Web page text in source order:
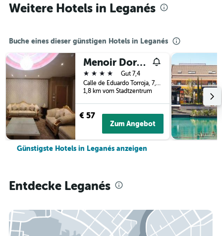
Weitere Hotels in Leganés
Buche eines dieser günstigen Hotels in Leganés
Menoir Dorsett Madrid Leganés
4 Sterne
Gut 7,4
Calle de Eduardo Torroja, 7, Leganés, Provinz Madrid, Spanien
1,8 km vom Stadtzentrum
€ 57
Zum Angebot
Günstigste Hotels in Leganés anzeigen
Entdecke Leganés